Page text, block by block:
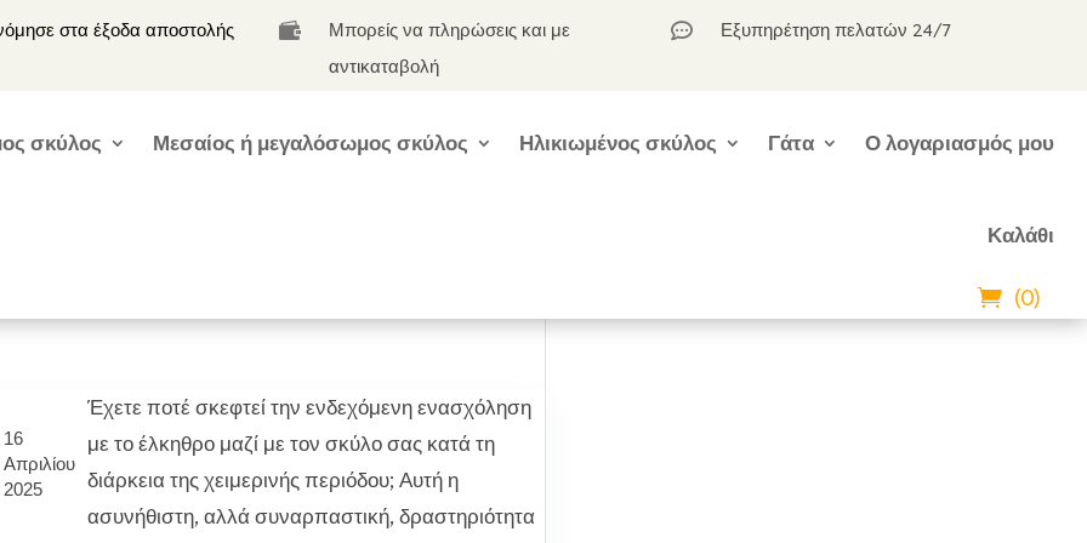
στα έξοδα αποστολής 
Μπορείς να πληρώσεις και με
αντικαταβολή
 Εξυπηρέτηση πελατών 24/7
σκύλος Μεσαίος ή μεγαλόσωμος σκύλος Ηλικιωμένος σκύλος Γάτα Ο λογαριασμός μου
Καλάθι
(0)
16
Απριλίου
2025
Έχετε ποτέ σκεφτεί την ενδεχόμενη ενασχόληση
με το έλκηθρο μαζί με τον σκύλο σας κατά τη
διάρκεια της χειμερινής περιόδου; Αυτή η
ασυνήθιστη, αλλά συναρπαστική, δραστηριότητα